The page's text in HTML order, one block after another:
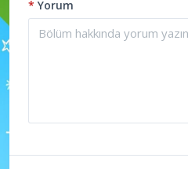
* Yorum